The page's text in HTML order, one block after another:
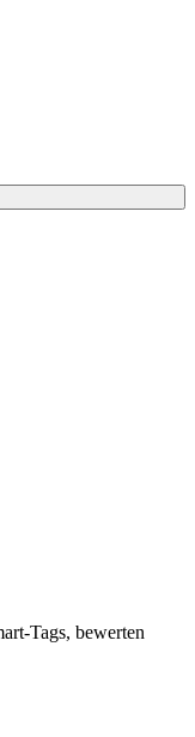
Tags, bewerten